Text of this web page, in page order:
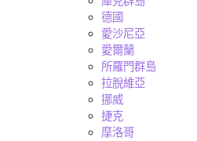
德國
愛沙尼亞
愛爾蘭
所羅門群島
拉脫維亞
挪威
捷克
摩洛哥